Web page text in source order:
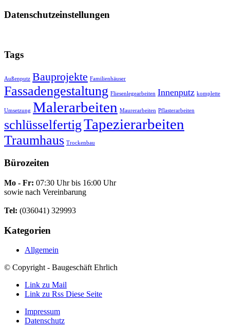
Datenschutzeinstellungen
Tags
Außenputz Bauprojekte Familienhäuser
Fassadengestaltung Fliesenlegearbeiten Innenputz komplette
Umsetzung Malerarbeiten Maurerarbeiten Pflasterarbeiten
schlüsselfertigTapezierarbeiten
Traumhaus Trockenbau
Bürozeiten
Mo - Fr: 07:30 Uhr bis 16:00 Uhr
sowie nach Vereinbarung
Tel: (036041) 329993
Kategorien
Allgemein
© Copyright - Baugeschäft Ehrlich
Link zu Mail
Link zu Rss Diese Seite
Impressum
Datenschutz